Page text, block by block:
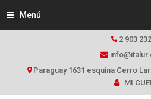
Menú
2 903
Paraguay 1631 esquina Cerro
MI